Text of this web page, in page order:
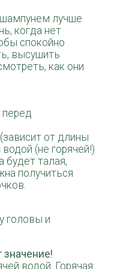
лучше
когда нет
спокойно
высушить
как они
от длины
(не горячей!)
будет талая,
получиться
головы и
водой. Горячая